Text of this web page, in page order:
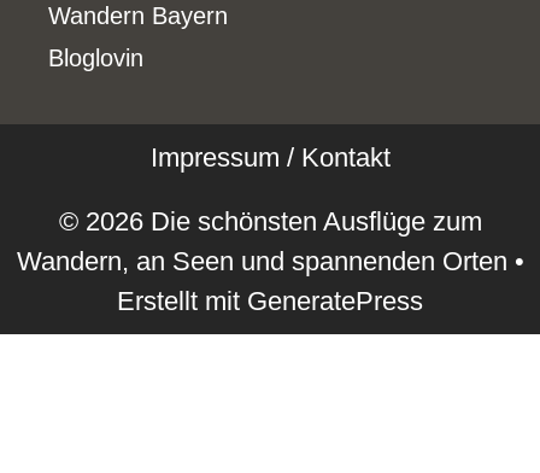
Wandern Bayern
Bloglovin
Impressum / Kontakt
© 2026 Die schönsten Ausflüge zum
Wandern, an Seen und spannenden Orten •
Erstellt mit GeneratePress